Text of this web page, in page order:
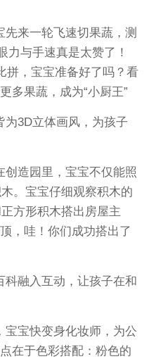
来一轮飞速切果蔬，测
力与手速真是太赞了！
拼，宝宝准备好了吗？看
多果蔬，成为“小厨王”
为3D立体画风，为孩子
造园里，宝宝不仅能照
。宝宝仔细观察积木的
方形积木搭出房屋主
，哇！你们成功搭出了
融入互动，让孩子在和
宝宝快变身化妆师，为公
在于色彩搭配：粉色的